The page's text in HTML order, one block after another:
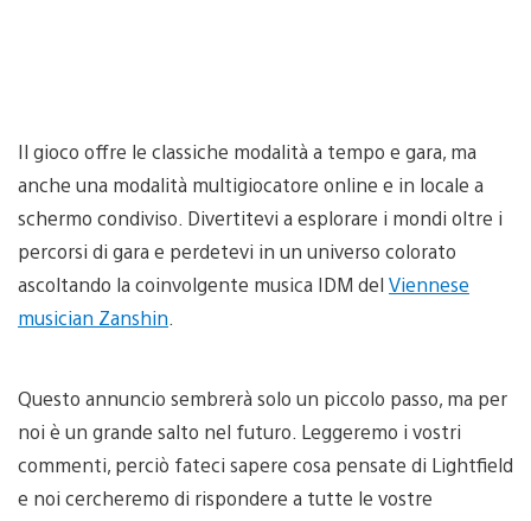
Il gioco offre le classiche modalità a tempo e gara, ma
anche una modalità multigiocatore online e in locale a
schermo condiviso. Divertitevi a esplorare i mondi oltre i
percorsi di gara e perdetevi in un universo colorato
ascoltando la coinvolgente musica IDM del Viennese
musician Zanshin
Questo annuncio sembrerà solo un piccolo passo, ma per
noi è un grande salto nel futuro. Leggeremo i vostri
commenti, perciò fateci sapere cosa pensate di Lightfield
e noi cercheremo di rispondere a tutte le vostre